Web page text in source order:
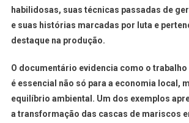
habilidosas, suas técnicas passadas de
e suas histórias marcadas por luta e
destaque na produção.
O documentário evidencia como o
é essencial não só para a economia local,
equilíbrio ambiental. Um dos exemplos
a transformação das cascas de mariscos